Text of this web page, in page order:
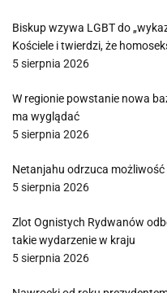
Biskup wzywa LGBT do
Kościele i twierdzi, że
5 sierpnia 2026
W regionie powstanie nowa
ma wyglądać
5 sierpnia 2026
Netanjahu odrzuca
5 sierpnia 2026
Zlot Ognistych Rydwanów
takie wydarzenie w kraju
5 sierpnia 2026